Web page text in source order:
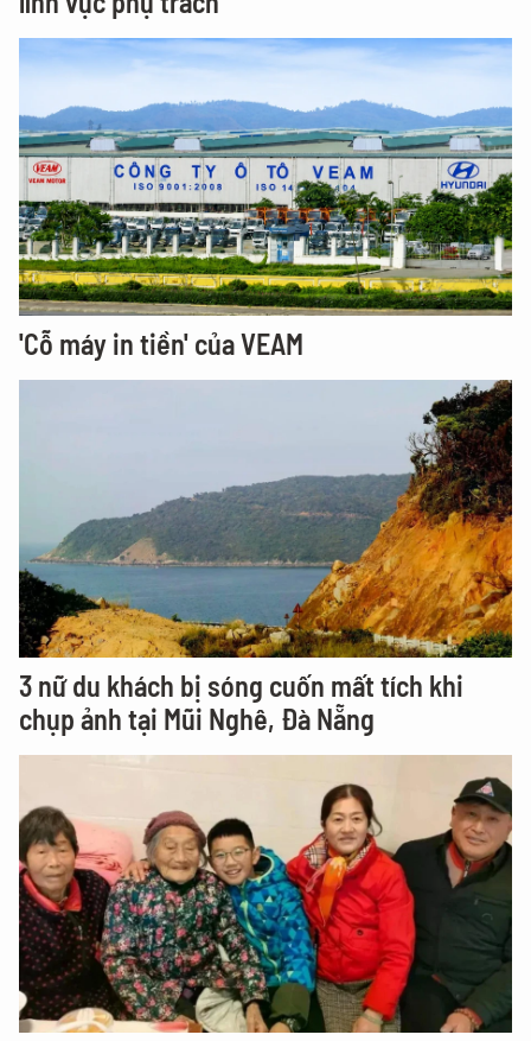
'Cỗ máy in tiền' của VEAM
3 nữ du khách bị sóng cuốn mất tích khi
chụp ảnh tại Mũi Nghê, Đà Nẵng